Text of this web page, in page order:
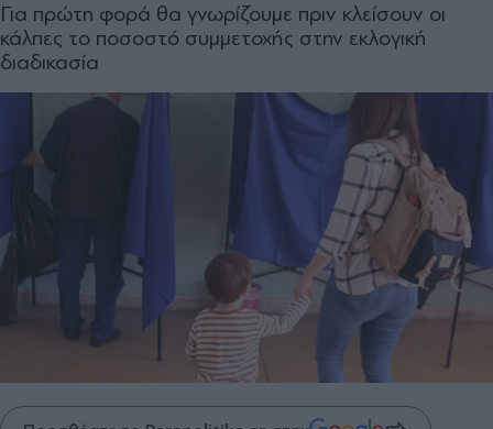
Για πρώτη φορά θα γνωρίζουμε πριν κλείσουν οι
κάλπες το ποσοστό συμμετοχής στην εκλογική
διαδικασία